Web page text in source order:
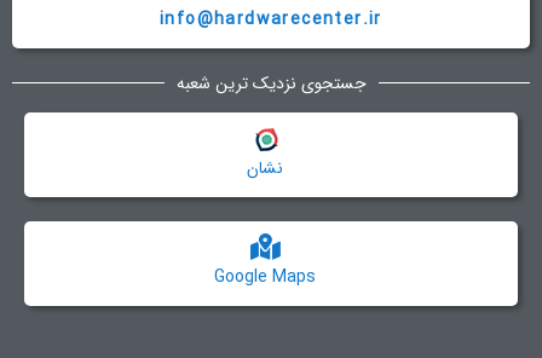
info@hardwarecenter.ir
جستجوی نزدیک ترین شعبه
Google Maps
نشان